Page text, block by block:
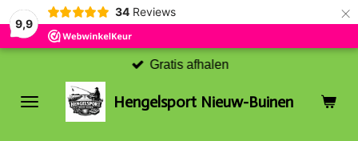
9,9
34 Reviews ×
Hengelsport Nieuw-Buinen
Gratis afhalen